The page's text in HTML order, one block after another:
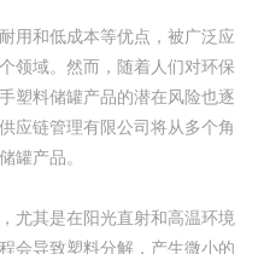
用和低成本等优点，被广泛应
领域。然而，随着人们对环保
塑料储罐产品的潜在风险也逐
应链管理有限公司将从多个角
罐产品。
尤其是在阳光直射和高温环境
会导致塑料分解，产生微小的